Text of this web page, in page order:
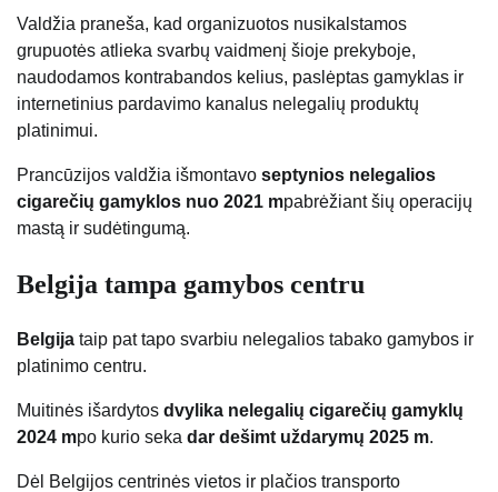
Valdžia praneša, kad organizuotos nusikalstamos
grupuotės atlieka svarbų vaidmenį šioje prekyboje,
naudodamos kontrabandos kelius, paslėptas gamyklas ir
internetinius pardavimo kanalus nelegalių produktų
platinimui.
Prancūzijos valdžia išmontavo septynios nelegalios
cigarečių gamyklos nuo 2021 mpabrėžiant šių operacijų
mastą ir sudėtingumą.
Belgija tampa gamybos centru
Belgija taip pat tapo svarbiu nelegalios tabako gamybos ir
platinimo centru.
Muitinės išardytos dvylika nelegalių cigarečių gamyklų
2024 mpo kurio seka dar dešimt uždarymų 2025 m.
Dėl Belgijos centrinės vietos ir plačios transporto